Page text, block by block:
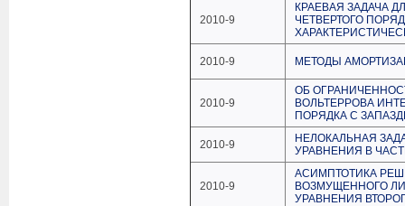
2010-9
КРАЕВАЯ ЗАДАЧА
ЧЕТВЕРТОГО
2010-9 МЕТОДЫ
2010-9
ОБ
ВОЛЬТЕРРОВА
ПОРЯДКА С
2010-9
НЕЛОКАЛЬНАЯ
УРАВНЕНИЯ В
2010-9
АСИМПТОТИКА
ВОЗМУЩЕННОГО
УРАВНЕНИЯ